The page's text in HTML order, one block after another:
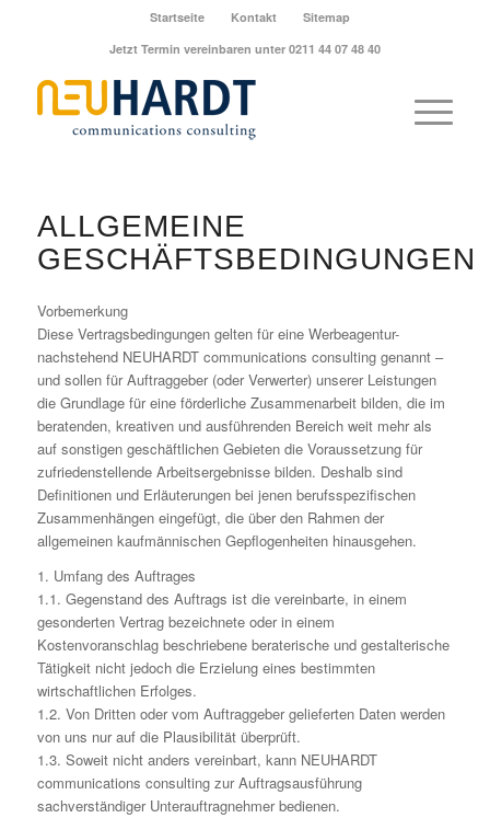
Startseite Kontakt
Sitemap
Jetzt Termin vereinbaren unter 0211 44 07 48 40
ALLGEMEINE
GESCHÄFTSBEDINGUNGEN
Vorbemerkung
Diese Vertragsbedingungen gelten für eine Werbeagentur-
nachstehend NEUHARDT communications consulting genannt –
und sollen für Auftraggeber (oder Verwerter) unserer Leistungen
die Grundlage für eine förderliche Zusammenarbeit bilden, die im
beratenden, kreativen und ausführenden Bereich weit mehr als
auf sonstigen geschäftlichen Gebieten die Voraussetzung für
zufriedenstellende Arbeitsergebnisse bilden. Deshalb sind
Definitionen und Erläuterungen bei jenen berufsspezifischen
Zusammenhängen eingefügt, die über den Rahmen der
allgemeinen kaufmännischen Gepflogenheiten hinausgehen.
1. Umfang des Auftrages
1.1. Gegenstand des Auftrags ist die vereinbarte, in einem
gesonderten Vertrag bezeichnete oder in einem
Kostenvoranschlag beschriebene beraterische und gestalterische
Tätigkeit nicht jedoch die Erzielung eines bestimmten
wirtschaftlichen Erfolges.
1.2. Von Dritten oder vom Auftraggeber gelieferten Daten werden
von uns nur auf die Plausibilität überprüft.
1.3. Soweit nicht anders vereinbart, kann NEUHARDT
communications consulting zur Auftragsausführung
sachverständiger Unterauftragnehmer bedienen.